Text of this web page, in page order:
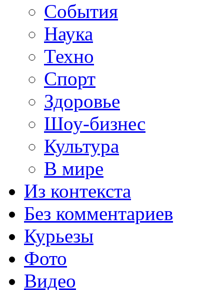
События
Наука
Техно
Спорт
Здоровье
Шоу-бизнес
Культура
В мире
Из контекста
Без комментариев
Курьезы
Фото
Видео